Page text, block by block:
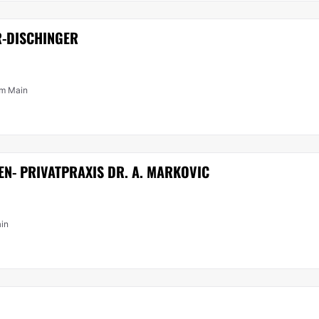
DISCHINGER
Main
PRIVATPRAXIS DR. A. MARKOVIC